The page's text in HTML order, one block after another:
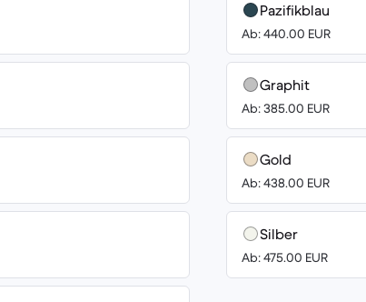
Pazifikblau
Ab: 440.00 EUR
Graphit
Ab: 385.00 EUR
Gold
Ab: 438.00 EUR
Silber
Ab: 475.00 EUR